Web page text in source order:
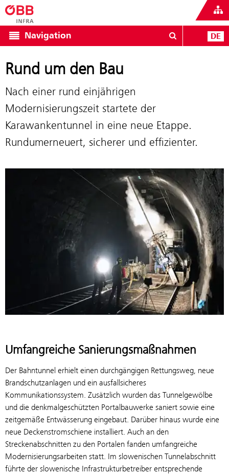
Navigation DE
Rund um den Bau
Nach einer rund einjährigen
Modernisierungszeit startete der
Karawankentunnel in eine neue Etappe.
Rundumerneuert, sicherer und effizienter.
Umfangreiche Sanierungsmaßnahmen
Der Bahntunnel erhielt einen durchgängigen Rettungsweg, neue
Brandschutzanlagen und ein ausfallsicheres
Kommunikationssystem. Zusätzlich wurden das Tunnelgewölbe
und die denkmalgeschützten Portalbauwerke saniert sowie eine
zeitgemäße Entwässerung eingebaut. Darüber hinaus wurde eine
neue Deckenstromschiene installiert. Auch an den
Streckenabschnitten zu den Portalen fanden umfangreiche
Modernisierungsarbeiten statt. Im slowenischen Tunnelabschnitt
führte der slowenische Infrastrukturbetreiber entsprechende